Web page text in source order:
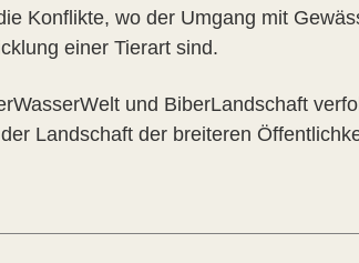
Konflikte, wo der Umgang mit
einer Tierart sind.
und BiberLandschaft
Landschaft der breiteren